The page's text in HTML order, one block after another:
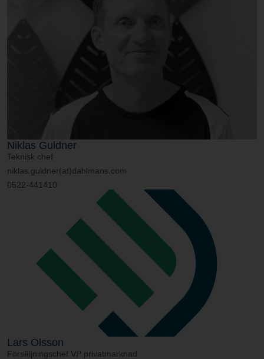
Niklas Guldner
Teknisk chef
niklas.guldner(at)dahlmans.com
0522-441410
Lars Olsson
Försäljningschef VP privatmarknad